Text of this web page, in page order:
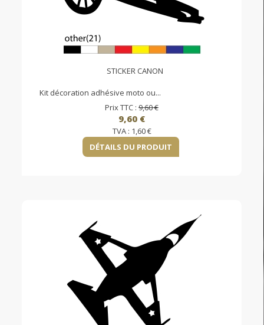
STICKER CANON
Kit décoration adhésive moto ou...
Prix TTC : 9,60 €
9,60 €
TVA : 1,60 €
DÉTAILS DU PRODUIT